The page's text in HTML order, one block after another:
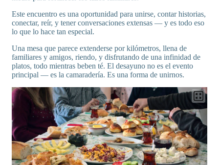
Este encuentro es una oportunidad para unirse, contar historias,
conectar, reír, y tener conversaciones extensas — y es todo eso
lo que lo hace tan especial.
Una mesa que parece extenderse por kilómetros, llena de
familiares y amigos, riendo, y disfrutando de una infinidad de
platos, todo mientras beben té. El desayuno no es el evento
principal — es la camaradería. Es una forma de unirnos.